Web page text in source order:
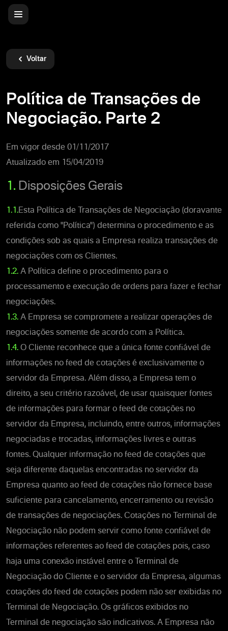
Voltar
Política de Transações de
Negociação. Parte 2
Em vigor desde 01/11/2017
Atualizado em 15/04/2019
1. Disposições Gerais
1.1.Esta Política de Transações de Negociação (doravante
referida como "Política") determina o procedimento e as
condições sob as quais a Empresa realiza transações de
negociações com os Clientes.
1.2. A Política define o procedimento para o
processamento e execução de ordens para fazer e fechar
negociações.
1.3. A Empresa se compromete a realizar operações de
negociações somente de acordo com a Política.
1.4. O Cliente reconhece que a única fonte confiável de
informações no feed de cotações é exclusivamente o
servidor da Empresa. Além disso, a Empresa tem o
direito, a seu critério razoável, de usar quaisquer fontes
de informações para formar o feed de cotações no
servidor da Empresa, incluindo, entre outros, informações
negociadas e trocadas, informações livres e outras
fontes. Qualquer informação no feed de cotações que
seja diferente daquelas encontradas no servidor da
Empresa quanto ao feed de cotações não fornece base
suficiente para cancelamento, encerramento ou revisão
de transações de negociações. Cotações no Terminal de
Negociação não podem servir como fonte confiável de
informações referentes ao feed de cotações pois, caso
haja uma conexão instável entre o Terminal de
Negociação do Cliente e o servidor da Empresa, algumas
cotações do feed de cotações podem não ser exibidas no
Terminal de Negociação. Os gráficos exibidos no
Terminal de negociação são indicativos. A Empresa não